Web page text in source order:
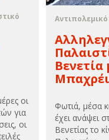
οι
για
οι
Βενετία
Φωτιά, μέσα
έχει ανάψει
Βενετίας το